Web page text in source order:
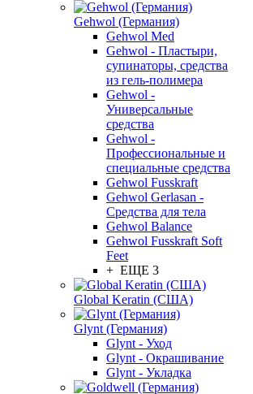
Gehwol (Германия)
Gehwol Med
Gehwol - Пластыри,
супинаторы, средства
из гель-полимера
Gehwol -
Универсальные
средства
Gehwol -
Профессиональные и
специальные средства
Gehwol Fusskraft
Gehwol Gerlasan -
Средства для тела
Gehwol Balance
Gehwol Fusskraft Soft
Feet
+ ЕЩЕ 3
Global Keratin (США)
Glynt (Германия)
Glynt - Уход
Glynt - Окрашивание
Glynt - Укладка